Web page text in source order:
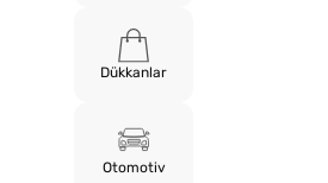
Dükkanlar
Otomotiv